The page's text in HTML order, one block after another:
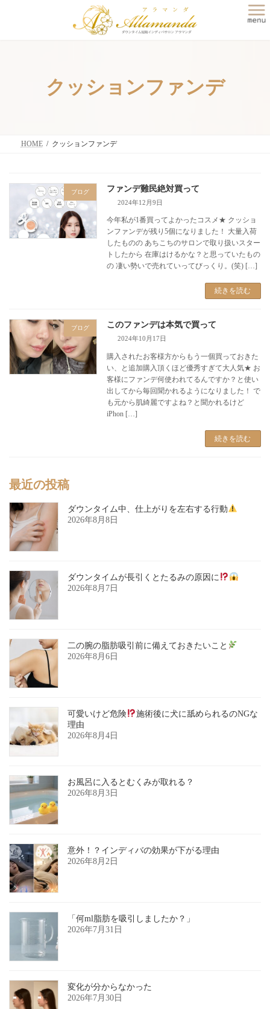
クッションファンデ
HOME クッションファンデ
ブログ ファンデ難民絶対買って
2024年12月9日
今年私が1番買ってよかったコスメ★ クッショ
ンファンデが残り5個になりました！ 大量入荷
したものの あちこちのサロンで取り扱いスター
トしたから 在庫はけるかな？と思っていたもの
の 凄い勢いで売れていってびっくり。(笑) […]
続きを読む
ブログ このファンデは本気で買って
2024年10月17日
購入されたお客様方からもう一個買っておきた
い、と追加購入頂くほど優秀すぎて大人気★ お
客様にファンデ何使われてるんですか？と使い
出してから毎回聞かれるようになりました！ で
も元から肌綺麗ですよね？と聞かれるけど
iPhon […]
続きを読む
最近の投稿
ダウンタイム中、仕上がりを左右する行動
2026年8月8日
ダウンタイムが長引くとたるみの原因に
2026年8月7日
二の腕の脂肪吸引前に備えておきたいこと
2026年8月6日
可愛いけど危険
施術後に犬に舐められるのNGな
理由
2026年8月4日
お風呂に入るとむくみが取れる？
2026年8月3日
意外！？インディバの効果が下がる理由
2026年8月2日
「何ml脂肪を吸引しましたか？」
2026年7月31日
変化が分からなかった
2026年7月30日